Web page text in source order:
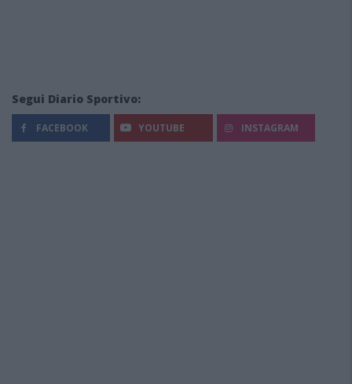
Segui Diario Sportivo:
FACEBOOK YOUTUBE INSTAGRAM